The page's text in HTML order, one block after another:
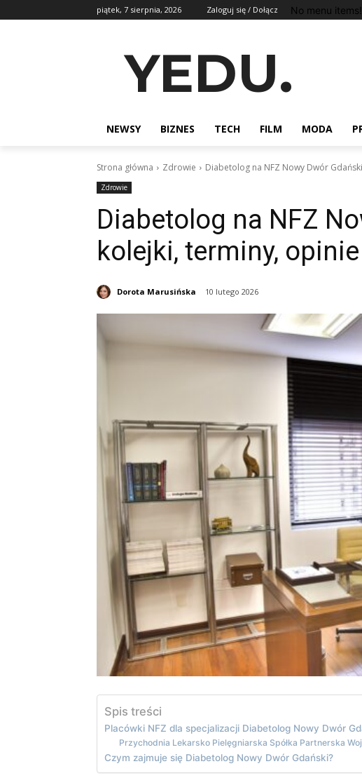
piątek, 7 sierpnia, 2026 Zaloguj się / Dołącz No menu items!
YEDU.
NEWSY BIZNES TECH FILM MODA
Strona główna Zdrowie Diabetolog na NFZ Nowy Dwór
Zdrowie
Diabetolog na NFZ
kolejki, terminy, opinie
Dorota Marusińska 10 lutego 2026
Spis treści
Placówki NFZ dla specjalizacji Diabetolog Nowy Dwór
Przychodnia Lekarsko Pielęgniarska Spółka Partnerska
Czym zajmuje się Diabetolog Nowy Dwór Gdański?